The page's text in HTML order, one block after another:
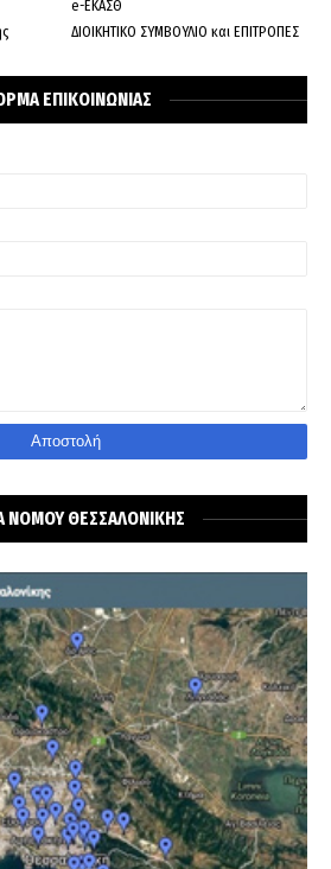
e-ΕΚΑΣΘ
ΔΙΟΙΚΗΤΙΚΟ ΣΥΜΒΟΥΛΙΟ και ΕΠΙΤΡΟΠΕΣ
ΕΠΙΚΟΙΝΩΝΙΑΣ
ΝΟΜΟΥ ΘΕΣΣΑΛΟΝΙΚΗΣ